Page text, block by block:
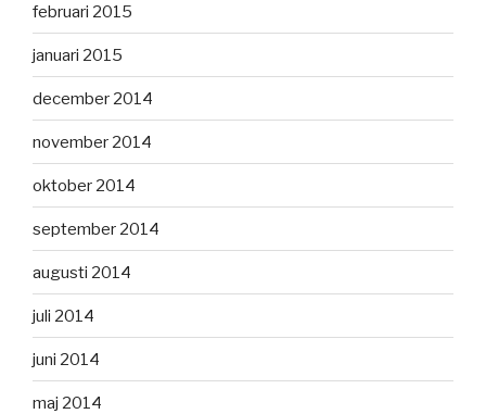
februari 2015
januari 2015
december 2014
november 2014
oktober 2014
september 2014
augusti 2014
juli 2014
juni 2014
maj 2014